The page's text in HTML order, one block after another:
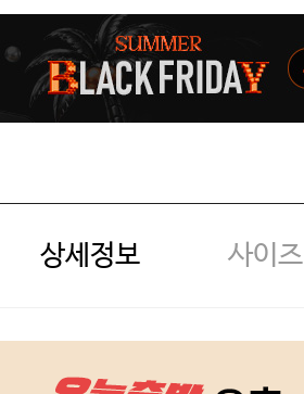
상세정보 사이즈